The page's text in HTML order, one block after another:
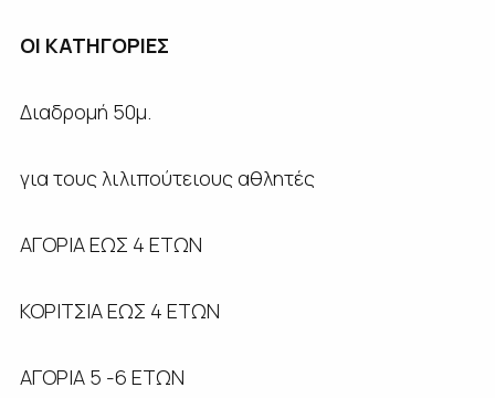
ΟΙ ΚΑΤΗΓΟΡΙΕΣ
Διαδρομή 50μ.
για τους λιλιπούτειους αθλητές
ΑΓΟΡΙΑ ΕΩΣ 4 ΕΤΩΝ
ΚΟΡΙΤΣΙΑ ΕΩΣ 4 ΕΤΩΝ
ΑΓΟΡΙΑ 5 -6 ΕΤΩΝ